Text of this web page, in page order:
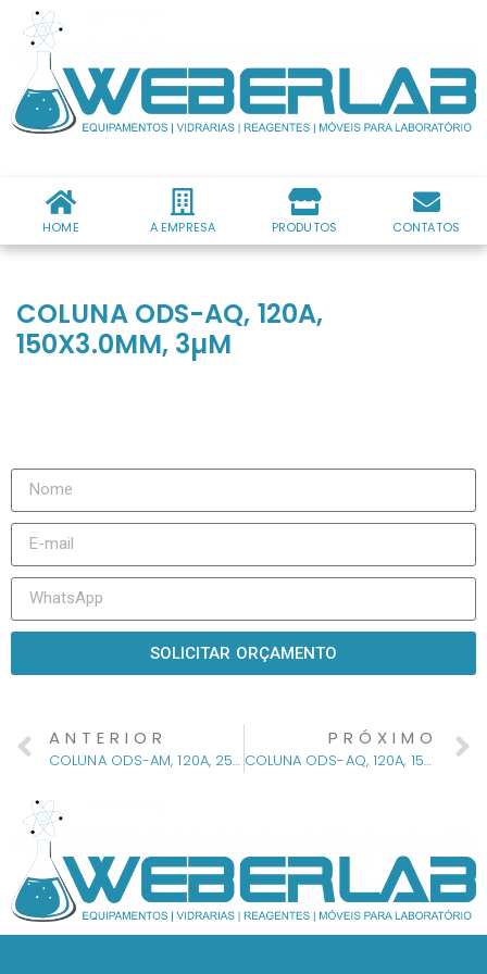
HOME A EMPRESA PRODUTOS CONTATOS
COLUNA ODS-AQ, 120A,
150X3.0MM, 3µM
SOLICITAR ORÇAMENTO
ANTERIOR
COLUNA ODS-AM, 120A, 250 X 4,6MM, 5µM
PRÓXIMO
COLUNA ODS-AQ, 120A, 150X4,6MM, 5µM